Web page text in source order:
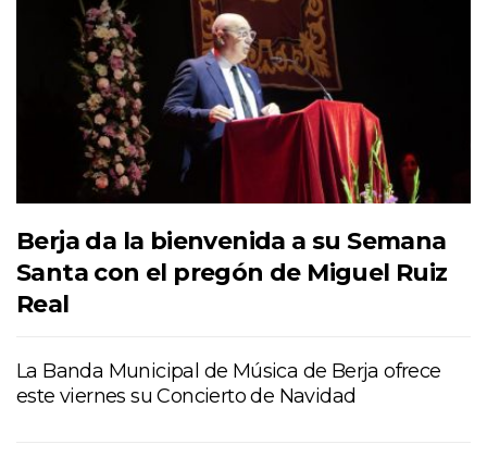
Berja da la bienvenida a su Semana
Santa con el pregón de Miguel Ruiz
Real
La Banda Municipal de Música de Berja ofrece
este viernes su Concierto de Navidad